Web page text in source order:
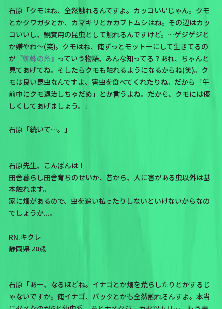
石原「クモはね、全然触れるんですよ。カッコいいじゃん。クモ
とかクワガタとか、カマキリとかカブトムシはね。その辺はカッ
コいいし、観賞用の昆虫として触れるんですけど。…ゲジゲジと
か嫌やわ～(笑)。クモはね、俺ずっとモットーにして生きてるの
が『蜘蛛の糸』 っていう物語、みんな知ってる？あれ、ちゃんと
見てあげてね。そしたらクモも触れるようになるからね(笑)。ク
モは良い昆虫なんですよ、害虫を食べてくれたりね。だから「午
前中にクモ退治しちゃだめ」とか言うよね。だから、クモには優
しくしてあげましょう。」
石原「続いて…。」
石原先生、こんばんは！
田舎暮らし田舎育ちのせいか、昔から、人に害がある虫以外は基
本触れます。
家に畑があるので、虫を追い払ったりしないといけないからなの
でしょうか...。
RN.キクレ
静岡県 20歳
石原「あー、なるほどね。イナゴとか畑を荒らしたりとかするじ
ゃないですか。俺イナゴ、バッタとかも全然触れるんすよ。本当